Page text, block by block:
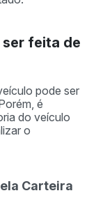
feita de
pode ser
é
do veículo
o
Carteira